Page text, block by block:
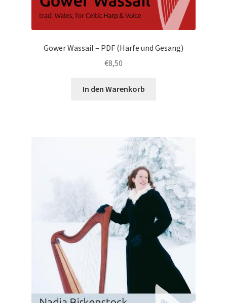
Gower Wassail – PDF (Harfe und Gesang)
€8,50
In den Warenkorb